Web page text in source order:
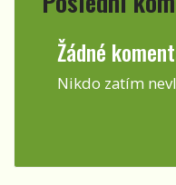
Žádné
Nikdo zatím